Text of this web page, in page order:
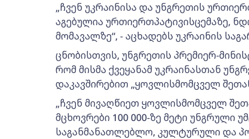
„ჩვენ უკრაინისა და უნგრეთის
აგებულია ურთიერთპატივისცემაზე,
მომავალზე“, - აცხადებს უკრაინის
ცნობისთვის, უნგრეთის პრემიერ-
რომ მისმა ქვეყანამ უკრაინასთან
დაკავშირებით „ყოვლისმომცველ
„ჩვენ მივაღწიეთ ყოვლისმომცველ
მცხოვრები 100 000-ზე მეტი უნგრული
საგანმანათლებლო, კულტურული და